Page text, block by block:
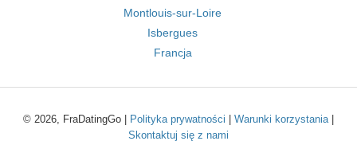
Montlouis-sur-Loire
Isbergues
Francja
© 2026, FraDatingGo | Polityka prywatności Warunki korzystania|
Skontaktuj się z nami